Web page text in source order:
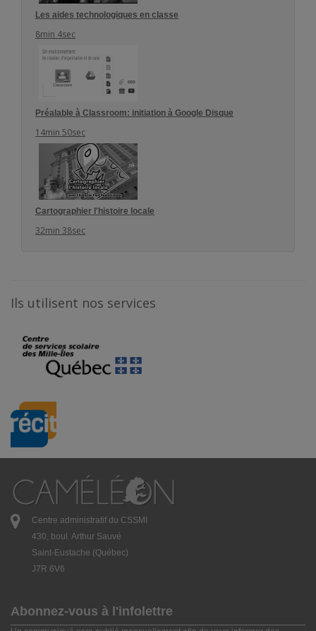
Les aides technologiques en classe
8min 4sec
Préalable à Classroom: initiation à Google Disque
14min 50sec
Cartographier l'histoire locale
32min 38sec
Ils utilisent nos services
Centre administratif du CSSMI
430, boul. Arthur Sauvé
Saint-Eustache (Québec)
J7R 6V6
Abonnez-vous à l'infolettre